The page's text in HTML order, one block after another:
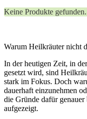
Keine Produkte gefunden.
Warum Heilkräuter nicht
In der heutigen Zeit, in
gesetzt wird, sind
stark im Fokus. Doch
dauerhaft einzunehmen
die Gründe dafür
aufgezeigt.